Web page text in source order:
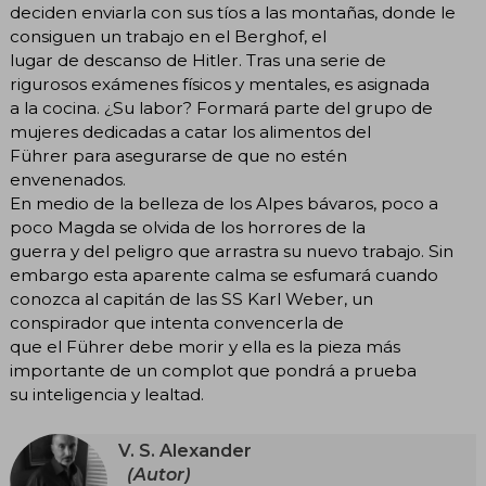
deciden enviarla con sus tíos a las montañas, donde le
consiguen un trabajo en el Berghof, el
lugar de descanso de Hitler. Tras una serie de
rigurosos exámenes físicos y mentales, es asignada
a la cocina. ¿Su labor? Formará parte del grupo de
mujeres dedicadas a catar los alimentos del
Führer para asegurarse de que no estén
envenenados.
En medio de la belleza de los Alpes bávaros, poco a
poco Magda se olvida de los horrores de la
guerra y del peligro que arrastra su nuevo trabajo. Sin
embargo esta aparente calma se esfumará cuando
conozca al capitán de las SS Karl Weber, un
conspirador que intenta convencerla de
que el Führer debe morir y ella es la pieza más
importante de un complot que pondrá a prueba
su inteligencia y lealtad.
V. S. Alexander
(Autor)